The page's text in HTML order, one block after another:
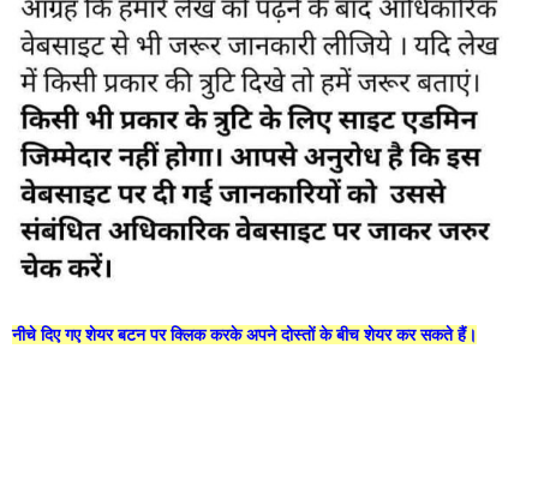
नीचे दिए गए शेयर बटन पर क्लिक करके अपने दोस्तों के बीच शेयर कर सकते हैं।